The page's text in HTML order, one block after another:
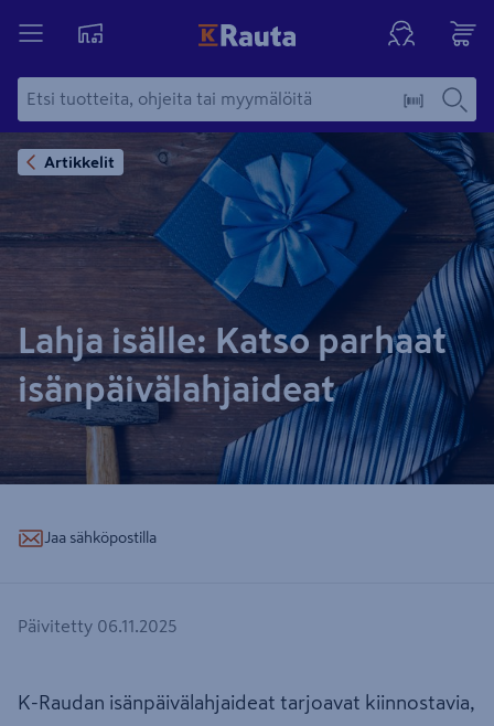
Artikkelit
Lahja isälle: Katso parhaat
isänpäivälahjaideat
Jaa sähköpostilla
Päivitetty 06.11.2025
K-Raudan isänpäivälahjaideat tarjoavat kiinnostavia,